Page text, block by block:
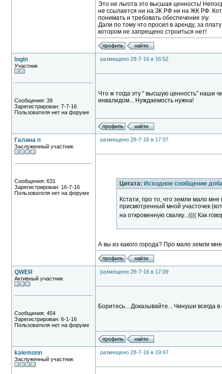
Это не льгота это высшая ценность!
не ссылается ни на ЗК РФ ни на ЖК РФ.
понимать и требовать обеспечение з\у.
Дали по тому что просил в аренду, за
котором не запрещено строиться нет!
login
Участник
Сообщения: 39
Зарегистрирован: 7-7-16
Пользователя нет на форуме
размещено 28-7-16 в 16:52
Что ж тогда эту " высшую ценность" наши
инвалидом... Нуждаемость нужна!
Галина п
Заслуженный участник
Сообщения: 631
Зарегистрирован: 16-7-16
Пользователя нет на форуме
размещено 28-7-16 в 17:07
Цитата: Исходное сообщение
Кстати, про то, что земли мало
присмотренный мной участочек
на откровенную свалку...(((( Как
А вы из какого города? Про мало земли
QWER
Активный участник
Сообщения: 454
Зарегистрирован: 6-1-16
Пользователя нет на форуме
размещено 28-7-16 в 17:09
Боритесь... Доказывайте... Чинуши всегда в
kalemonn
Заслуженный участник
размещено 28-7-16 в 19:47